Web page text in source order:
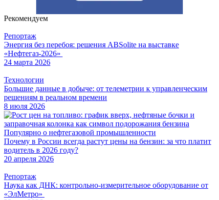
Рекомендуем
Репортаж
Энергия без перебоя: решения ABSolite на выставке
«Нефтегаз-2026»
24 марта 2026
Технологии
Большие данные в добыче: от телеметрии к управленческим
решениям в реальном времени
8 июля 2026
Популярно о нефтегазовой промышленности
Почему в России всегда растут цены на бензин: за что платит
водитель в 2026 году?
20 апреля 2026
Репортаж
Наука как ДНК: контрольно-измерительное оборудование от
«ЭлМетро»